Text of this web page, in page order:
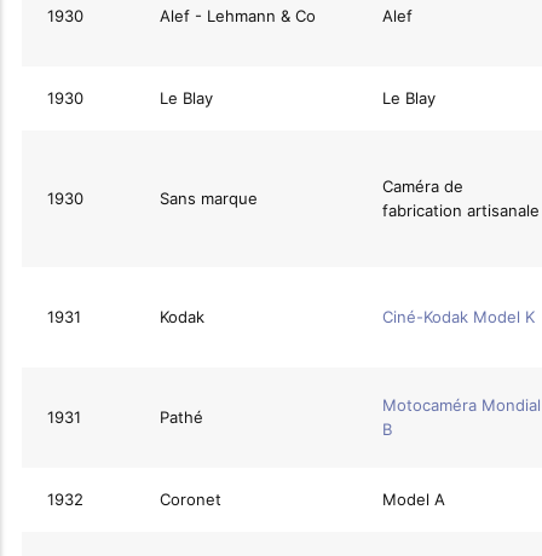
1930 Alef - Lehmann & Co Alef
1930 Le Blay Le Blay
1930 Sans marque
Caméra de
fabrication artisanale
1931 Kodak Ciné-Kodak Model K
1931 Pathé
Motocaméra Mondial
B
1932 Coronet Model A